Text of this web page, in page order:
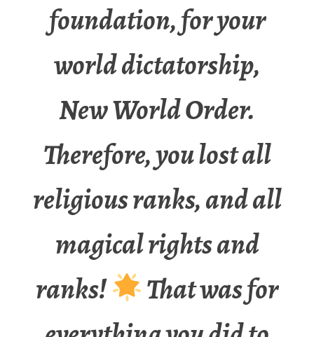
foundation, for your
world dictatorship,
New World Order.
Therefore, you lost all
religious ranks, and all
magical rights and
ranks!
That was for